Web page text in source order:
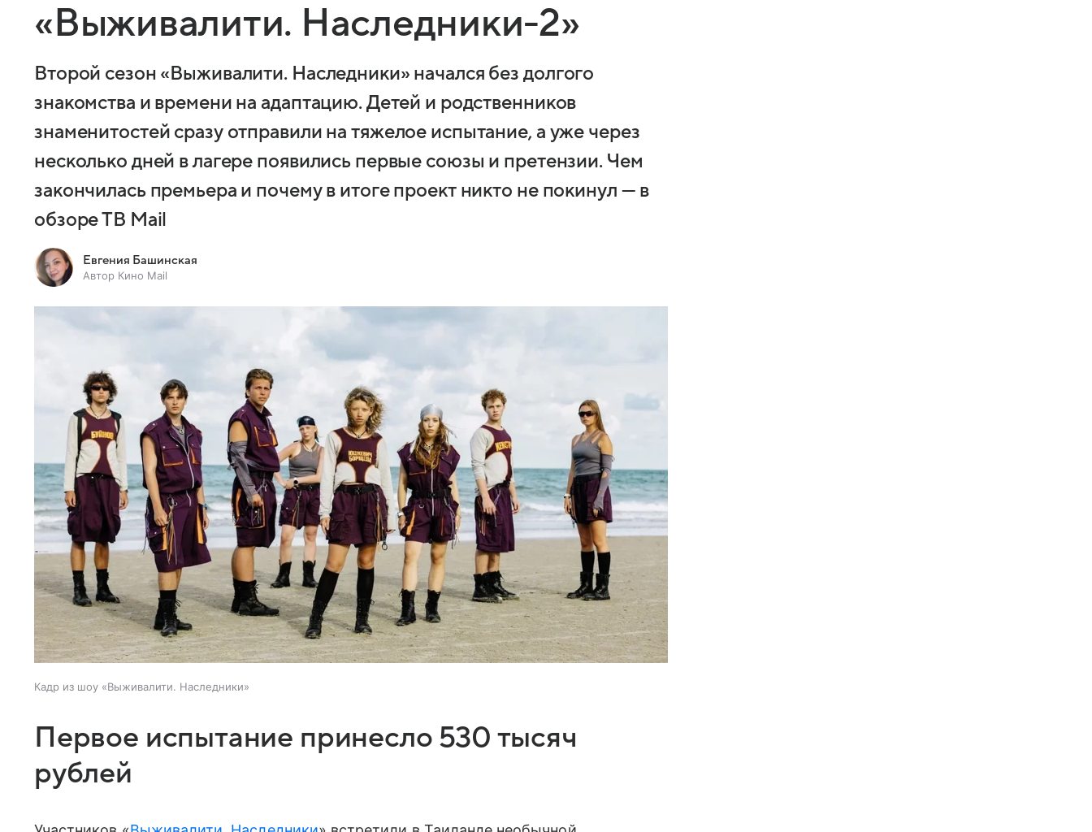
«Выживалити. Наследники-2»
Второй сезон «Выживалити. Наследники» начался без долгого
знакомства и времени на адаптацию. Детей и родственников
знаменитостей сразу отправили на тяжелое испытание, а уже через
несколько дней в лагере появились первые союзы и претензии. Чем
закончилась премьера и почему в итоге проект никто не покинул — в
обзоре ТВ Mail
Евгения Башинская
Автор Кино Mail
Кадр из шоу «Выживалити. Наследники»
Первое испытание принесло 530 тысяч
рублей